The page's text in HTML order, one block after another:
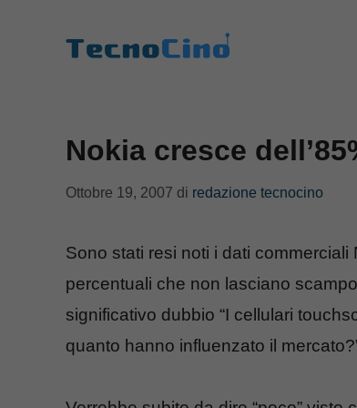
Nokia cresce
Ottobre 19, 2007 di redazione tecnocino
Sono stati resi noti i dati
percentuali che non lasciano
significativo dubbio “I cellulari
quanto hanno influenzato il